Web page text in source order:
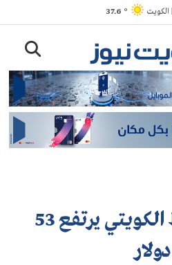
° 37.6
سعر برميل النفط الكويتي يرتفع 53